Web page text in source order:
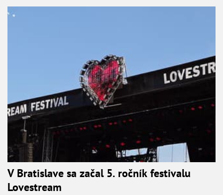
V Bratislave sa začal 5. ročník festivalu
Lovestream